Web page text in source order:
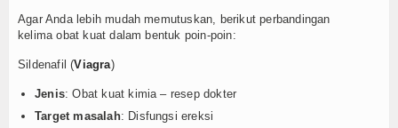
Agar Anda lebih mudah memutuskan, berikut perbandingan
kelima obat kuat dalam bentuk poin-poin:
Sildenafil (Viagra)
Jenis: Obat kuat kimia – resep dokter
Target masalah: Disfungsi ereksi